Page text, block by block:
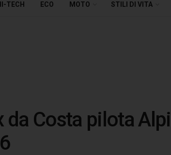
TECH ECO MOTO STILI DI VITA
da Costa pilota